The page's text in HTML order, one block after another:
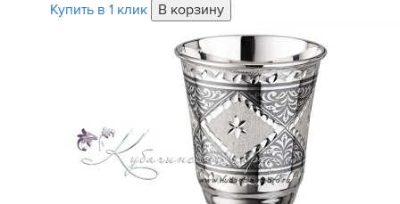
Купить в 1 клик